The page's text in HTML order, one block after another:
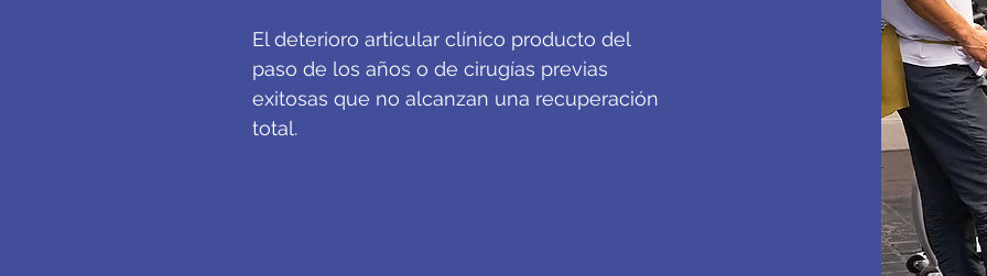
El deterioro articular clínico producto del
paso de los años o de cirugías previas
exitosas que no alcanzan una recuperación
total.